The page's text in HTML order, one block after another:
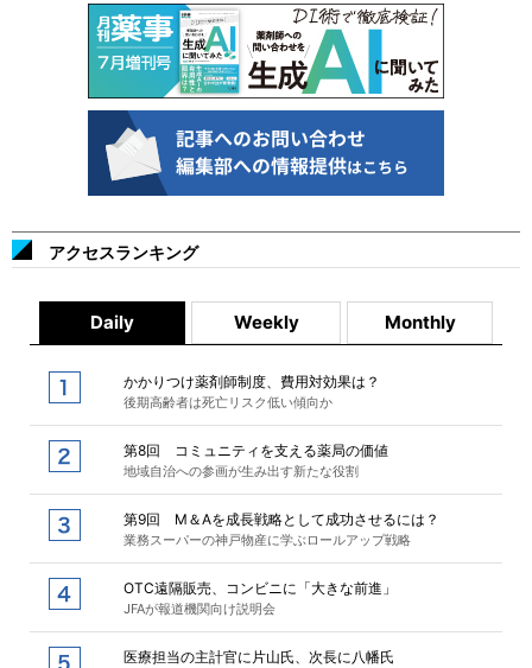
アクセスランキング
Daily Weekly Monthly
かかりつけ薬剤師制度、費用対効果は？
後期高齢者は死亡リスク低い傾向か
第8回 コミュニティを支える薬局の価値
地域自治への参画が生み出す新たな役割
第9回 M＆Aを成長戦略として成功させるには？
業務スーパーの神戸物産に学ぶロールアップ戦略
OTC遠隔販売、コンビニに「大きな前進」
JFAが報道機関向け説明会
医療担当の主計官に片山氏、次長に八幡氏